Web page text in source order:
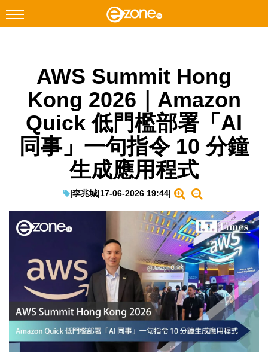
Facebook Instagram
科技焦點
網絡生活
遊戲動漫
IT Times
生成式AI與雲端應用
Enterprise Digital Transformation
AWS Summit Hong
Kong 2026｜Amazon
Quick 低門檻部署「AI
同事」一句指令 10 分鐘
生成應用程式
|李兆城|17-06-2026 19:44|